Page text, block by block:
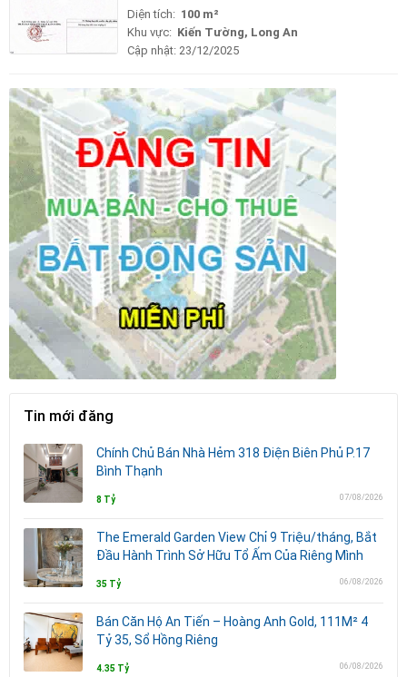
Diện tích: 100 m²
Khu vực: Kiến Tường, Long An
Cập nhật: 23/12/2025
Tin mới đăng
Chính Chủ Bán Nhà Hẻm 318 Điện Biên Phủ P.17
Bình Thạnh
8 Tỷ 07/08/2026
The Emerald Garden View Chỉ 9 Triệu/tháng, Bắt
Đầu Hành Trình Sở Hữu Tổ Ấm Của Riêng Mình
35 Tỷ 06/08/2026
Bán Căn Hộ An Tiến – Hoàng Anh Gold, 111M² 4
Tỷ 35, Sổ Hồng Riêng
4.35 Tỷ 06/08/2026